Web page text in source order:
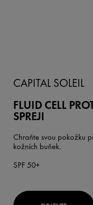
CAPITAL SOLEIL
FLUID CELL
SPREJI
Chraňte svou pokožku
kožních buňek.
SPF 50+